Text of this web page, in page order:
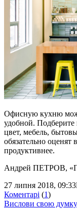
Офисную кухню
удобной. Подберите
цвет, мебель,
обязательно оценят
продуктивнее.
Андрей ПЕТРОВ,
27 липня 2018, 09:33
Коментарі (1)
Вислови свою